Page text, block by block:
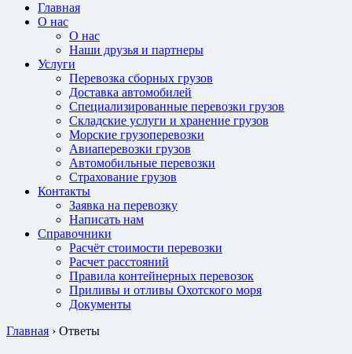
Главная
О нас
О нас
Наши друзья и партнеры
Услуги
Перевозка сборных грузов
Доставка автомобилей
Специализированные перевозки грузов
Складские услуги и хранение грузов
Морские грузоперевозки
Авиаперевозки грузов
Автомобильные перевозки
Страхование грузов
Контакты
Заявка на перевозку
Написать нам
Справочники
Расчёт стоимости перевозки
Расчет расстояний
Правила контейнерных перевозок
Приливы и отливы Охотского моря
Документы
Главная › Ответы